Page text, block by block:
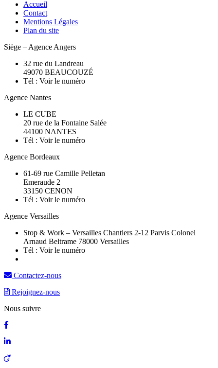
Accueil
Contact
Mentions Légales
Plan du site
Siège – Agence Angers
32 rue du Landreau
49070 BEAUCOUZÉ
Tél : Voir le numéro
Agence Nantes
LE CUBE
20 rue de la Fontaine Salée
44100 NANTES
Tél : Voir le numéro
Agence Bordeaux
61-69 rue Camille Pelletan
Emeraude 2
33150 CENON
Tél : Voir le numéro
Agence Versailles
Stop & Work – Versailles Chantiers 2-12 Parvis Colonel
Arnaud Beltrame 78000 Versailles
Tél : Voir le numéro
Contactez-nous
Rejoignez-nous
Nous suivre